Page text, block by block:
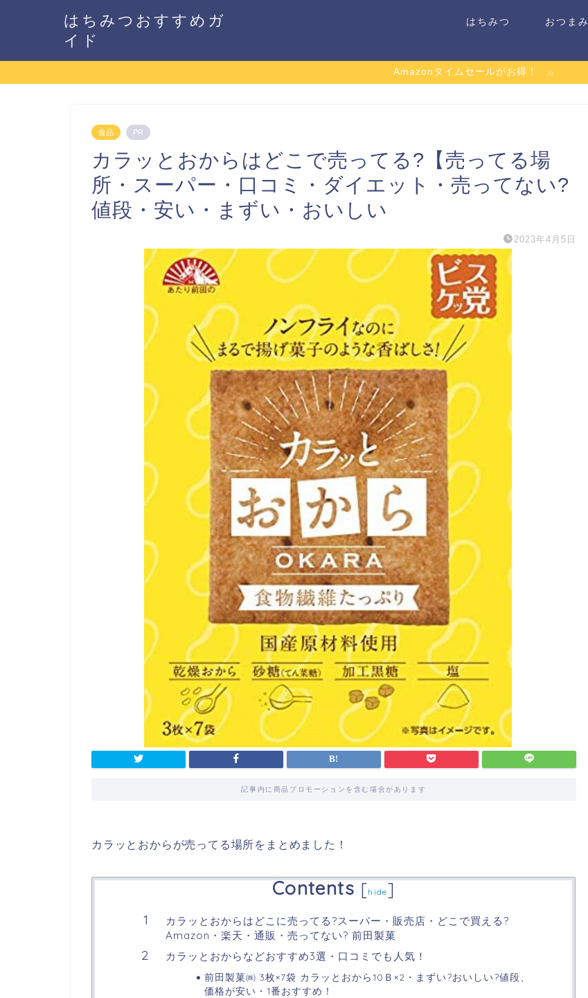
はちみつおすすめガ
イド
はちみつ おつまみ
Amazonタイムセールがお得！
食品 PR
カラッとおからはどこで売ってる?【売ってる場
所・スーパー・口コミ・ダイエット・売ってない?
値段・安い・まずい・おいしい
2023年4月5日
記事内に商品プロモーションを含む場合があります
カラッとおからが売ってる場所をまとめました！
Contents [hide]
カラッとおからはどこに売ってる?スーパー・販売店・どこで買える?
Amazon・楽天・通販・売ってない? 前田製菓
カラッとおからなどおすすめ3選・口コミでも人気！
前田製菓㈱ 3枚×7袋 カラッとおから10Ｂ×2・まずい?おいしい?値段、
価格が安い・1番おすすめ！